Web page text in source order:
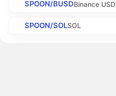
SPOON/BUSDBinance USD
SPOON/SOLSOL